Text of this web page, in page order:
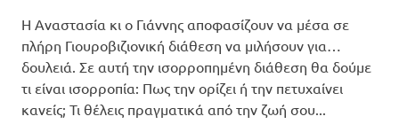
Η Αναστασία κι ο Γιάννης αποφασίζουν να μέσα σε
πλήρη Γιουροβιζιονική διάθεση να μιλήσουν για…
δουλειά. Σε αυτή την ισορροπημένη διάθεση θα δούμε
τι είναι ισορροπία: Πως την ορίζει ή την πετυχαίνει
κανείς; Τι θέλεις πραγματικά από την ζωή σου...